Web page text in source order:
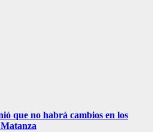
que no habrá cambios en los